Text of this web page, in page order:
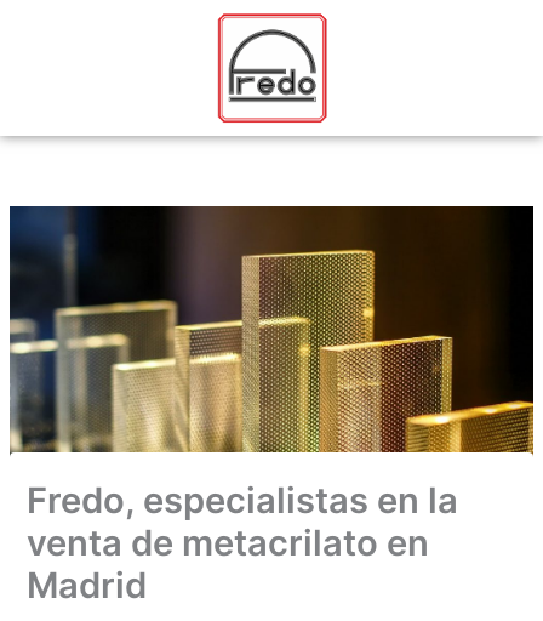
Fredo, especialistas en la
venta de metacrilato en
Madrid